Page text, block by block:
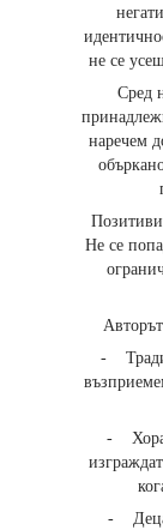
не се
Сред
наречем
Не се
-
-
-